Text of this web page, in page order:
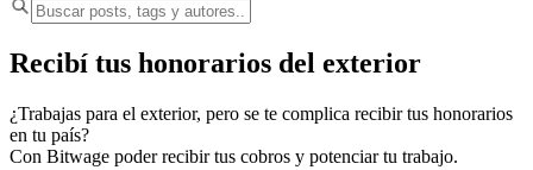
Recibí tus honorarios del exterior
¿Trabajas para el exterior, pero se te complica recibir tus honorarios
en tu país?
Con Bitwage poder recibir tus cobros y potenciar tu trabajo.